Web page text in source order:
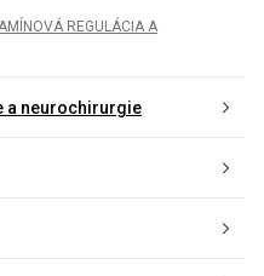
REGULÁCIA A
a neurochirurgie